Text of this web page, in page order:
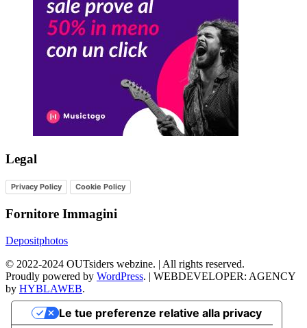
Legal
Privacy Policy Cookie Policy
Fornitore Immagini
Depositphotos
© 2022-2024 OUTsiders webzine. | All rights reserved.
Proudly powered by WordPress. | WEBDEVELOPER: AGENCY
by HYBLAWEB.
Le tue preferenze relative alla privacy